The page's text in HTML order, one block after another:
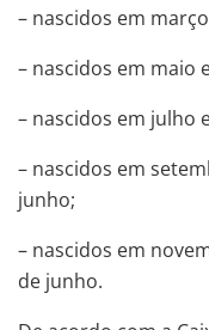
– nascidos em
– nascidos em maio
– nascidos em julho
– nascidos em
junho;
– nascidos em
de junho.